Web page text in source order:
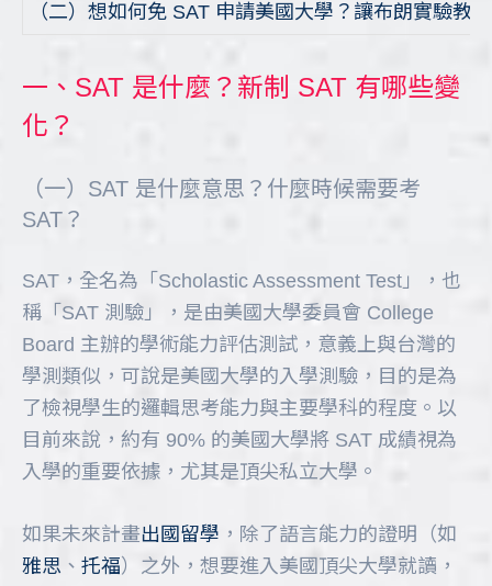
（二）想如何免 SAT 申請美國大學？讓布朗實驗教
一、SAT 是什麼？新制 SAT 有哪些變
化？
（一）SAT 是什麼意思？什麼時候需要考
SAT？
SAT，全名為「Scholastic Assessment Test」，也
稱「SAT 測驗」，是由美國大學委員會 College
Board 主辦的學術能力評估測試，意義上與台灣的
學測類似，可說是美國大學的入學測驗，目的是為
了檢視學生的邏輯思考能力與主要學科的程度。以
目前來說，約有 90% 的美國大學將 SAT 成績視為
入學的重要依據，尤其是頂尖私立大學。
如果未來計畫出國留學 ，除了語言能力的證明（如
雅思 、 托福）之外，想要進入美國頂尖大學就讀，